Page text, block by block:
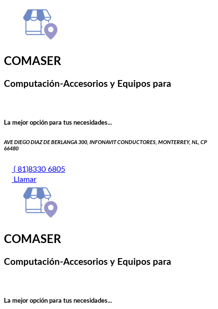
COMASER
Computación-Accesorios y Equipos para
La mejor opción para tus necesidades...
AVE DIEGO DIAZ DE BERLANGA 300, INFONAVIT CONDUCTORES, MONTERREY, NL, CP
66480
( 81)8330 6805
Llamar
COMASER
Computación-Accesorios y Equipos para
La mejor opción para tus necesidades...